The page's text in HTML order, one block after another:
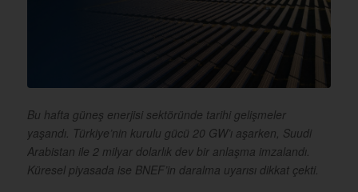
Bu hafta güneş enerjisi sektöründe tarihi gelişmeler
yaşandı. Türkiye’nin kurulu gücü 20 GW’ı aşarken, Suudi
Arabistan ile 2 milyar dolarlık dev bir anlaşma imzalandı.
Küresel piyasada ise BNEF’in daralma uyarısı dikkat çekti.